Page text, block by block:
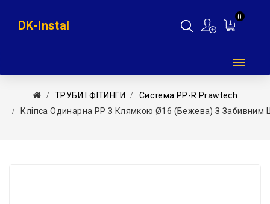
0
DK-Instal
ТРУБИ І ФІТИНГИ
Система PP-R Prawtech
Кліпса Одинарна PP З Клямкою Ø16 (бежева) З Забивним